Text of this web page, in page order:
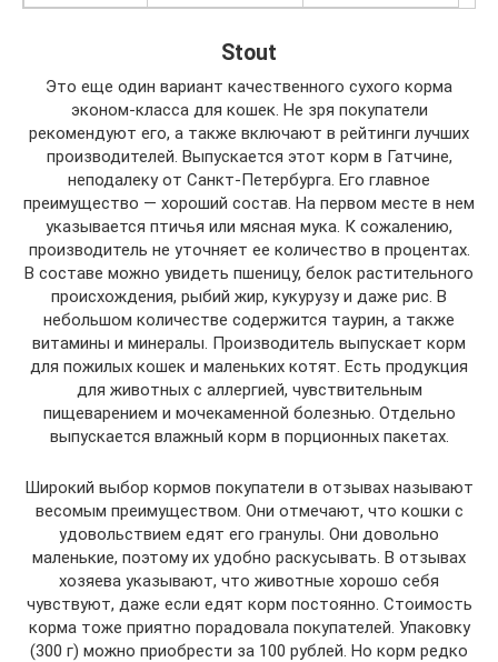
Stout
Это еще один вариант качественного сухого корма
эконом-класса для кошек. Не зря покупатели
рекомендуют его, а также включают в рейтинги лучших
производителей. Выпускается этот корм в Гатчине,
неподалеку от Санкт-Петербурга. Его главное
преимущество — хороший состав. На первом месте в нем
указывается птичья или мясная мука. К сожалению,
производитель не уточняет ее количество в процентах.
В составе можно увидеть пшеницу, белок растительного
происхождения, рыбий жир, кукурузу и даже рис. В
небольшом количестве содержится таурин, а также
витамины и минералы. Производитель выпускает корм
для пожилых кошек и маленьких котят. Есть продукция
для животных с аллергией, чувствительным
пищеварением и мочекаменной болезнью. Отдельно
выпускается влажный корм в порционных пакетах.
Широкий выбор кормов покупатели в отзывах называют
весомым преимуществом. Они отмечают, что кошки с
удовольствием едят его гранулы. Они довольно
маленькие, поэтому их удобно раскусывать. В отзывах
хозяева указывают, что животные хорошо себя
чувствуют, даже если едят корм постоянно. Стоимость
корма тоже приятно порадовала покупателей. Упаковку
(300 г) можно приобрести за 100 рублей. Но корм редко